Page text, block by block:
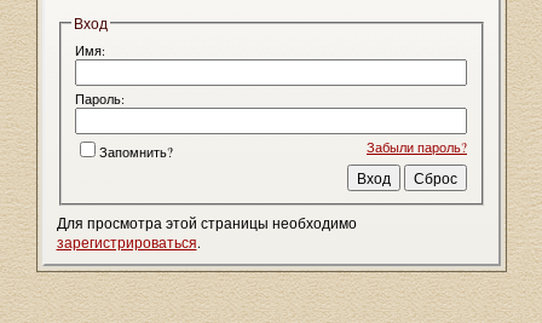
Вход
Имя:
Пароль:
Забыли пароль?
Запомнить?
Для просмотра этой страницы необходимо
зарегистрироваться.